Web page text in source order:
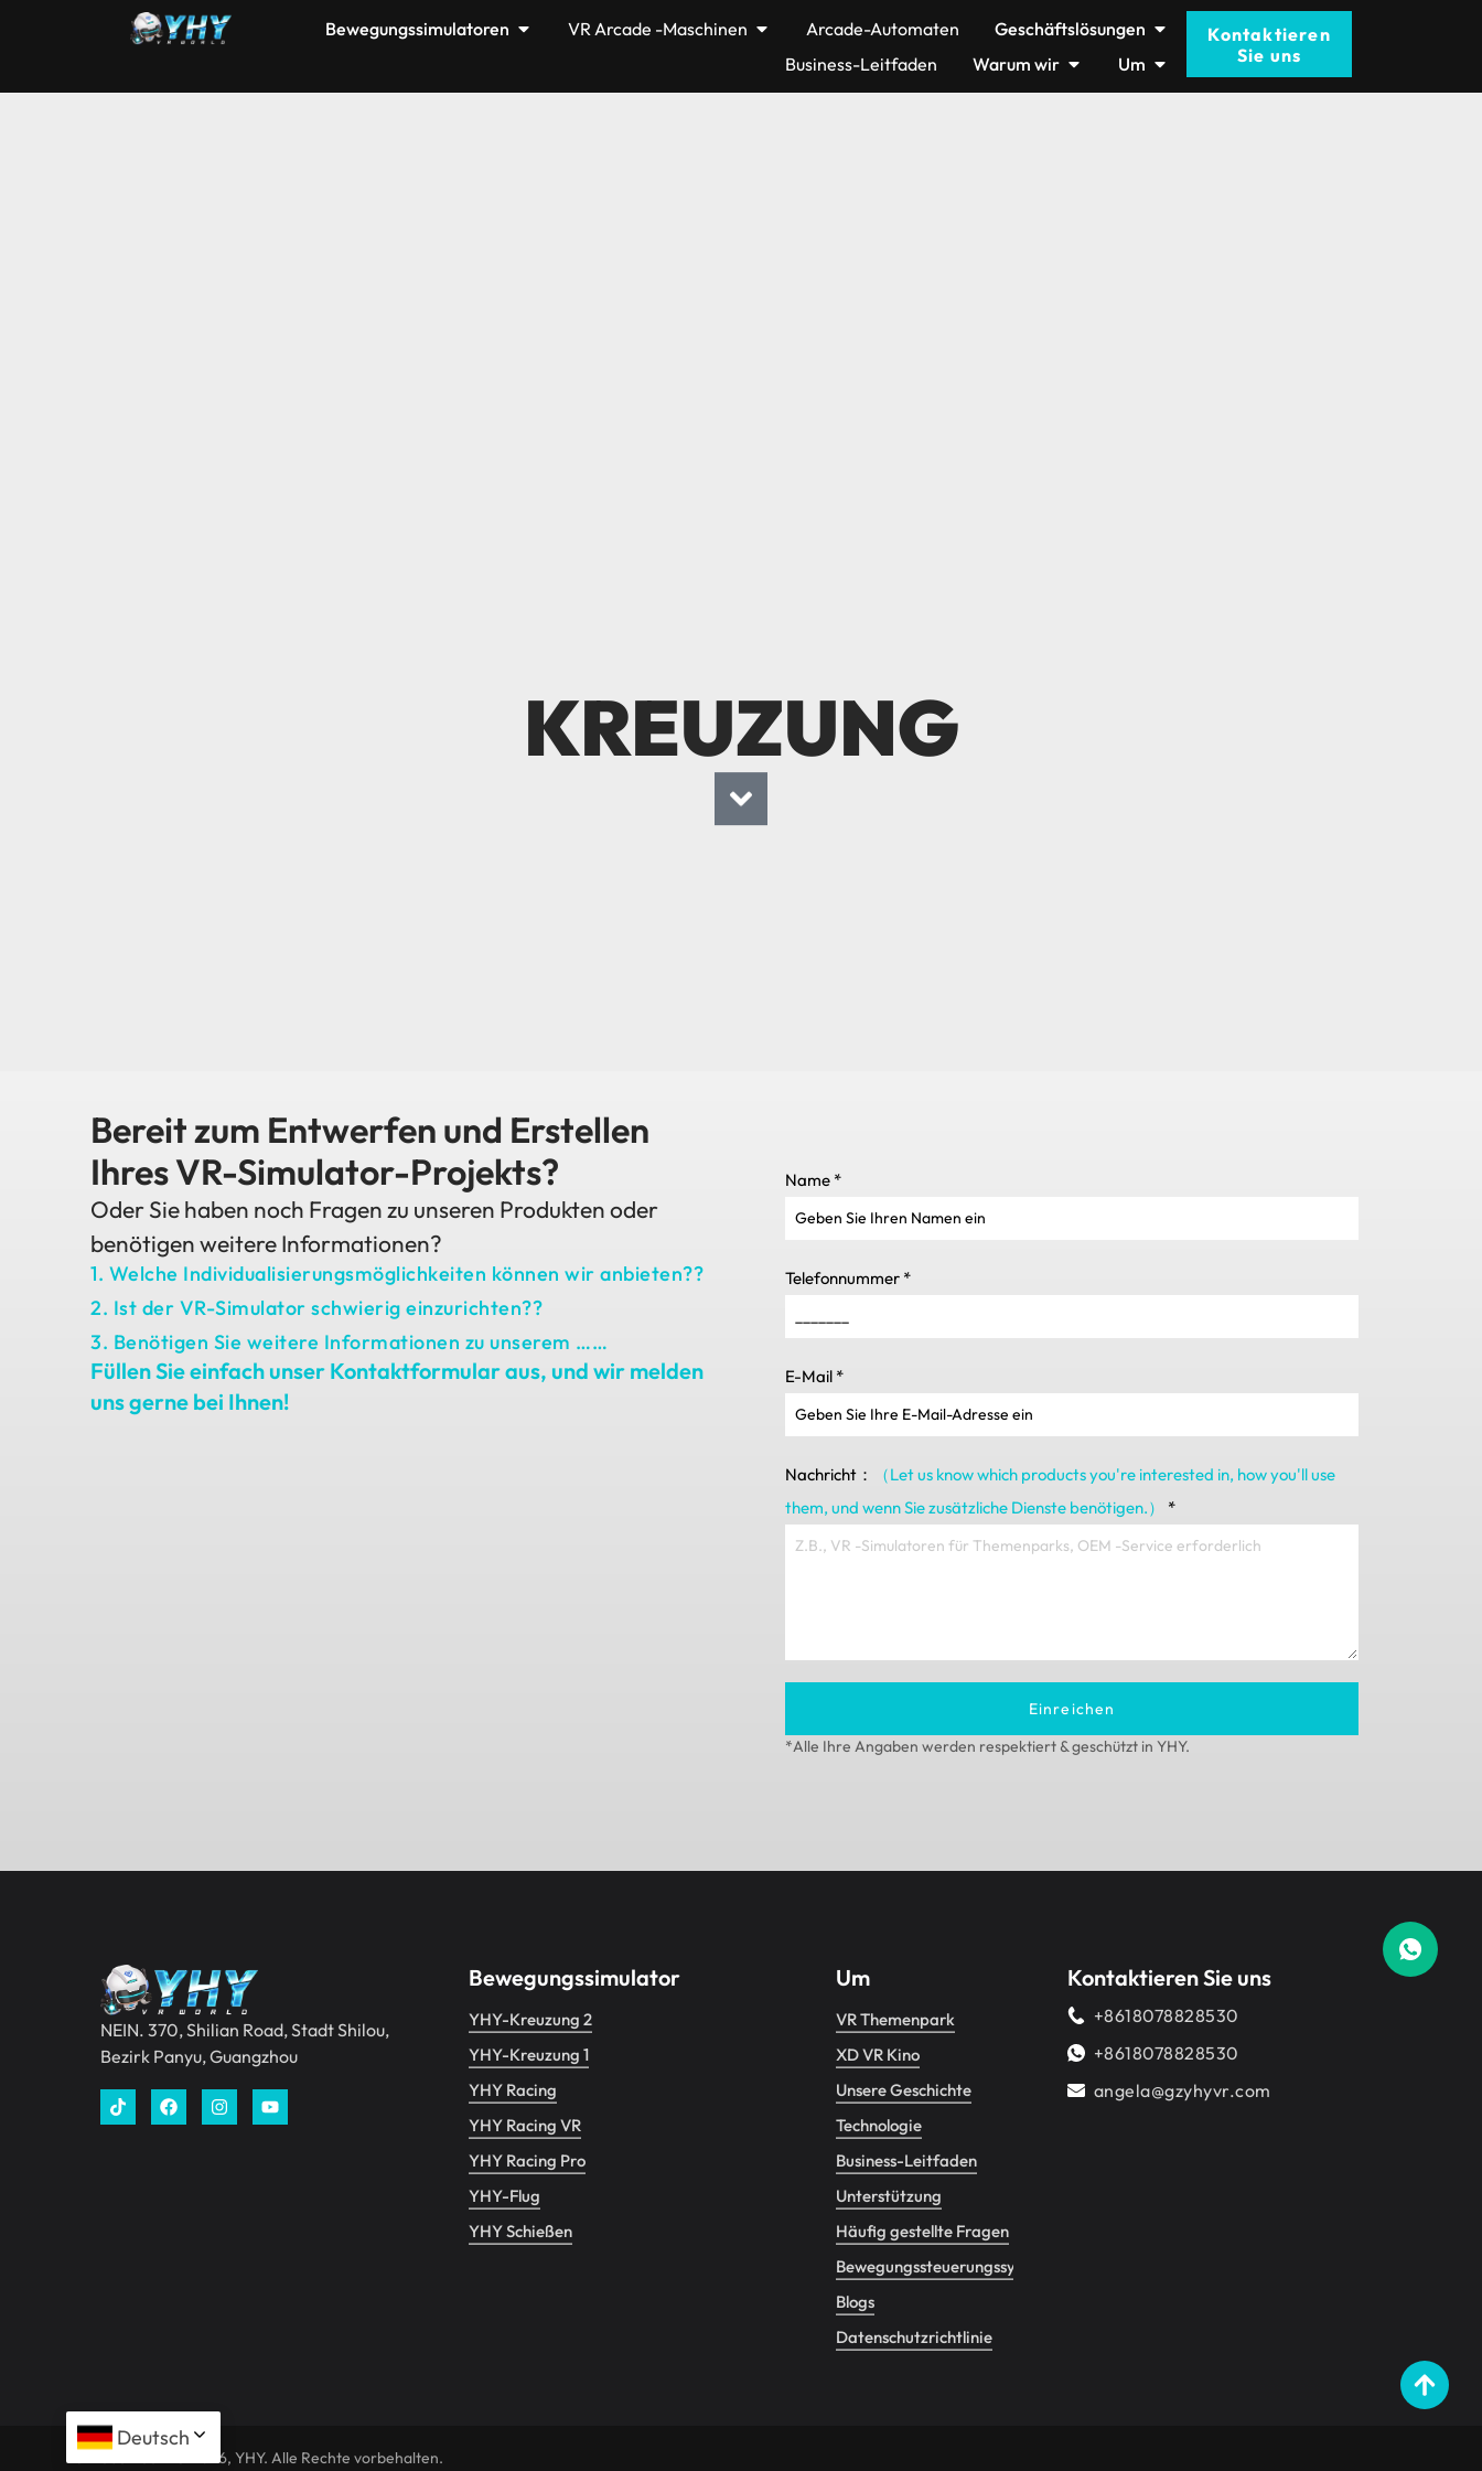
Bewegungssimulatoren VR Arcade -Maschinen Arcade-Automaten
Geschäftslösungen
Business-Leitfaden
Warum wir Um
Kontaktieren
Sie uns
KREUZUNG
Bereit zum Entwerfen und Erstellen
Ihres VR-Simulator-Projekts?
Oder Sie haben noch Fragen zu unseren Produkten oder
benötigen weitere Informationen?
1. Welche Individualisierungsmöglichkeiten können wir anbieten??
2. Ist der VR-Simulator schwierig einzurichten??
3. Benötigen Sie weitere Informationen zu unserem ……
Füllen Sie einfach unser Kontaktformular aus, und wir melden
uns gerne bei Ihnen!
Name *
Telefonnummer *
E-Mail *
Nachricht： （Let us know which products you're interested in, how you'll use
them, und wenn Sie zusätzliche Dienste benötigen.） *
Einreichen
*Alle Ihre Angaben werden respektiert & geschützt in YHY.
NEIN. 370, Shilian Road, Stadt Shilou,
Bezirk Panyu, Guangzhou
Bewegungssimulator
YHY-Kreuzung 2
YHY-Kreuzung 1
YHY Racing
YHY Racing VR
YHY Racing Pro
YHY-Flug
YHY Schießen
Um
VR Themenpark
XD VR Kino
Unsere Geschichte
Technologie
Business-Leitfaden
Unterstützung
Häufig gestellte Fragen
Bewegungssteuerungssystem
Blogs
Datenschutzrichtlinie
Kontaktieren Sie uns
+8618078828530
+8618078828530
angela@gzyhyvr.com
Urheberrecht © 2026, YHY. Alle Rechte vorbehalten.
Deutsch